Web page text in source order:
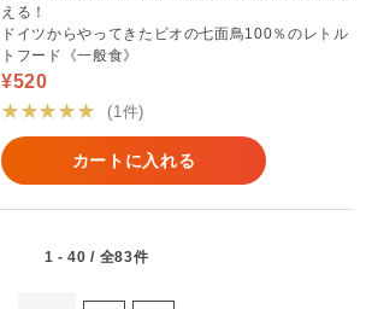
える！
ドイツからやってきたビオの七面鳥100％のレトル
トフード《一般食》
¥520
★★★★★
(1件)
カートに入れる
1 - 40 / 全83件